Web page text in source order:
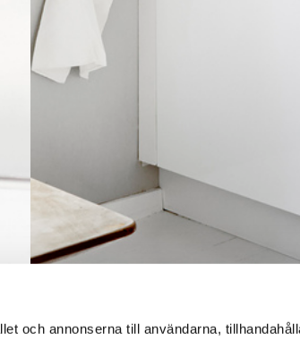
och annonserna till användarna,